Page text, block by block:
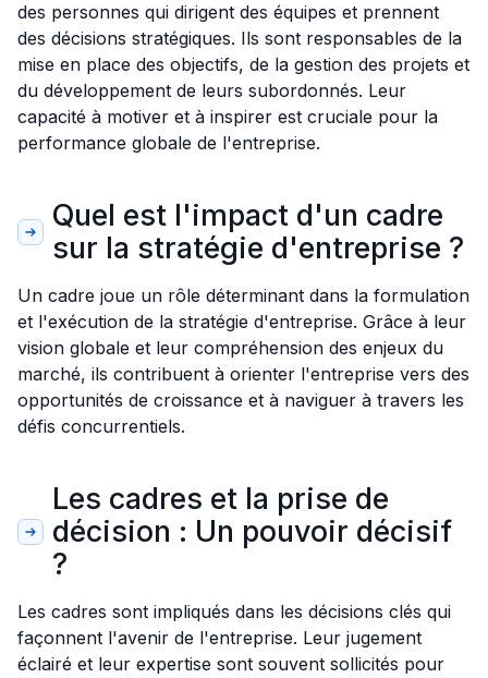
des personnes qui dirigent des équipes et prennent
des décisions stratégiques. Ils sont responsables de la
mise en place des objectifs, de la gestion des projets et
du développement de leurs subordonnés. Leur
capacité à motiver et à inspirer est cruciale pour la
performance globale de l'entreprise.
Quel est l'impact d'un cadre
sur la stratégie d'entreprise ?
Un cadre joue un rôle déterminant dans la formulation
et l'exécution de la stratégie d'entreprise. Grâce à leur
vision globale et leur compréhension des enjeux du
marché, ils contribuent à orienter l'entreprise vers des
opportunités de croissance et à naviguer à travers les
défis concurrentiels.
Les cadres et la prise de
décision : Un pouvoir décisif
?
Les cadres sont impliqués dans les décisions clés qui
façonnent l'avenir de l'entreprise. Leur jugement
éclairé et leur expertise sont souvent sollicités pour